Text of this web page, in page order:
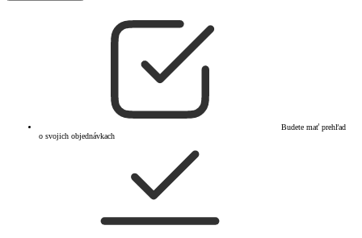
Budete mať prehľad
o svojich objednávkach